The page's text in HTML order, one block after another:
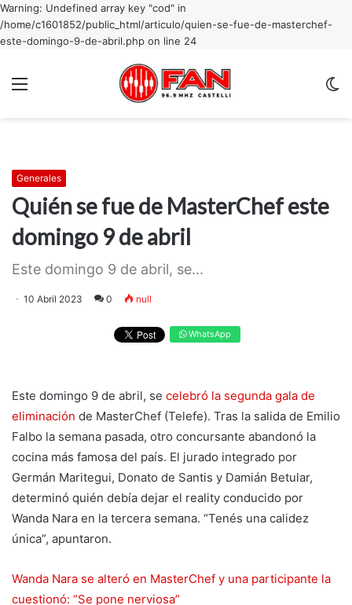
Warning: Undefined array key "cod" in
/home/c1601852/public_html/articulo/quien-se-fue-de-masterchef-
este-domingo-9-de-abril.php on line 24
Generales
Quién se fue de MasterChef este
domingo 9 de abril
Este domingo 9 de abril, se...
10 Abril 2023 0 null
WhatsApp
Este domingo 9 de abril, se celebró la segunda gala de
eliminación de MasterChef (Telefe). Tras la salida de Emilio
Falbo la semana pasada, otro concursante abandonó la
cocina más famosa del país. El jurado integrado por
Germán Maritegui, Donato de Santis y Damián Betular,
determinó quién debía dejar el reality conducido por
Wanda Nara en la tercera semana. “Tenés una calidez
única”, apuntaron.
Wanda Nara se alteró en MasterChef y una participante la
cuestionó: “Se pone nerviosa”